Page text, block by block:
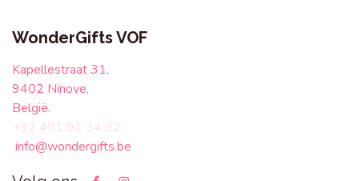
WonderGifts VOF
Kapellestraat 31,
9402 Ninove,
België.
+32 491 91 34 92
info@wondergifts.be